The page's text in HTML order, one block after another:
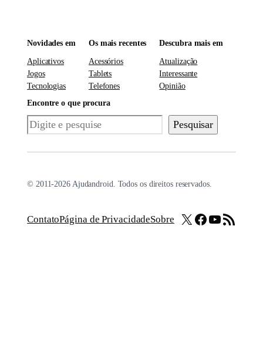
Novidades em
Aplicativos
Jogos
Tecnologias
Os mais recentes
Acessórios
Tablets
Telefones
Descubra mais em
Atualização
Interessante
Opinião
Encontre o que procura
Pesquisar Pesquisar
© 2011-2026 Ajudandroid. Todos os direitos reservados.
ContatoPágina de PrivacidadeSobre X Facebook
Youtube
Feed RSS